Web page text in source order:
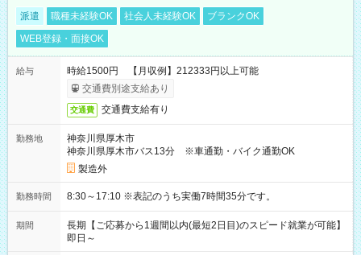
派遣 職種未経験OK 社会人未経験OK
ブランクOK
WEB登録・面接OK
給与
時給1500円 【月収例】212333円以上可能
交通費別途支給あり
交通費 交通費支給有り
勤務地
神奈川県厚木市
神奈川県厚木市バス13分 ※車通勤・バイク通勤OK
製造外
勤務時間 8:30～17:10 ※表記のうち実働7時間35分です。
期間
長期【ご応募から1週間以内(最短2日目)のスピード就業が可能】
即日～